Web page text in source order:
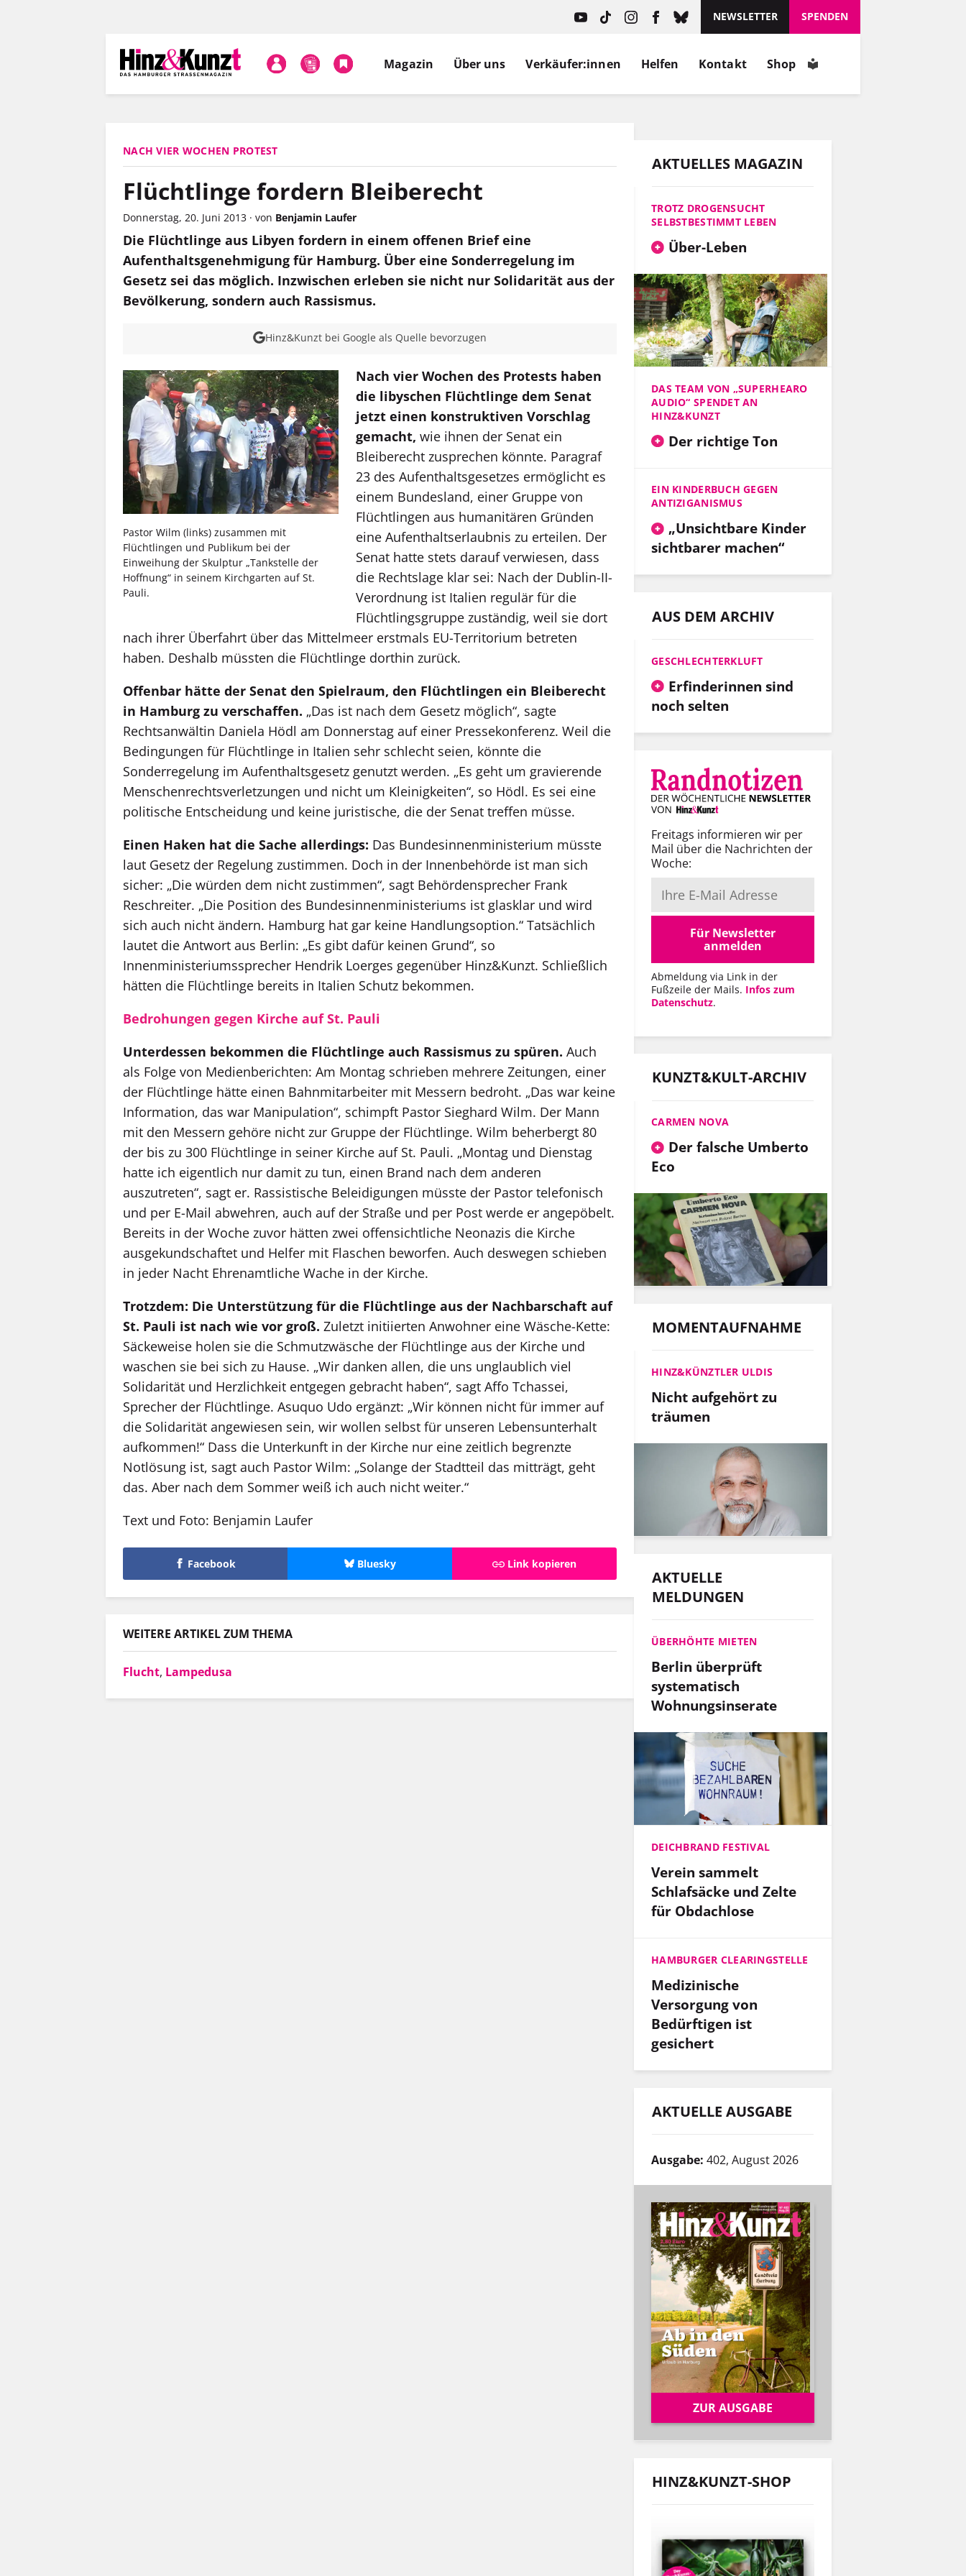
NEWSLETTER SPENDEN
Magazin Über uns Verkäufer:innen Helfen Kontakt Shop
NACH VIER WOCHEN PROTEST
Flüchtlinge fordern Bleiberecht
Donnerstag, 20. Juni 2013 · von Benjamin Laufer
Die Flüchtlinge aus Libyen fordern in einem offenen Brief eine
Aufenthaltsgenehmigung für Hamburg. Über eine Sonderregelung im
Gesetz sei das möglich. Inzwischen erleben sie nicht nur Solidarität aus der
Bevölkerung, sondern auch Rassismus.
Hinz&Kunzt bei Google als Quelle bevorzugen
Pastor Wilm (links) zusammen mit
Flüchtlingen und Publikum bei der
Einweihung der Skulptur „Tankstelle der
Hoffnung“ in seinem Kirchgarten auf St.
Pauli.
Nach vier Wochen des Protests haben
die libyschen Flüchtlinge dem Senat
jetzt einen konstruktiven Vorschlag
gemacht, wie ihnen der Senat ein
Bleiberecht zusprechen könnte. Paragraf
23 des Aufenthaltsgesetzes ermöglicht es
einem Bundesland, einer Gruppe von
Flüchtlingen aus humanitären Gründen
eine Aufenthaltserlaubnis zu erteilen. Der
Senat hatte stets darauf verwiesen, dass
die Rechtslage klar sei: Nach der Dublin-II-
Verordnung ist Italien regulär für die
Flüchtlingsgruppe zuständig, weil sie dort
nach ihrer Überfahrt über das Mittelmeer erstmals EU-Territorium betreten
haben. Deshalb müssten die Flüchtlinge dorthin zurück.
Offenbar hätte der Senat den Spielraum, den Flüchtlingen ein Bleiberecht
in Hamburg zu verschaffen. „Das ist nach dem Gesetz möglich“, sagte
Rechtsanwältin Daniela Hödl am Donnerstag auf einer Pressekonferenz. Weil die
Bedingungen für Flüchtlinge in Italien sehr schlecht seien, könnte die
Sonderregelung im Aufenthaltsgesetz genutzt werden. „Es geht um gravierende
Menschenrechtsverletzungen und nicht um Kleinigkeiten“, so Hödl. Es sei eine
politische Entscheidung und keine juristische, die der Senat treffen müsse.
Einen Haken hat die Sache allerdings: Das Bundesinnenministerium müsste
laut Gesetz der Regelung zustimmen. Doch in der Innenbehörde ist man sich
sicher: „Die würden dem nicht zustimmen“, sagt Behördensprecher Frank
Reschreiter. „Die Position des Bundesinnenministeriums ist glasklar und wird
sich auch nicht ändern. Hamburg hat gar keine Handlungsoption.“ Tatsächlich
lautet die Antwort aus Berlin: „Es gibt dafür keinen Grund“, so
Innenministeriumssprecher Hendrik Loerges gegenüber Hinz&Kunzt. Schließlich
hätten die Flüchtlinge bereits in Italien Schutz bekommen.
Bedrohungen gegen Kirche auf St. Pauli
Unterdessen bekommen die Flüchtlinge auch Rassismus zu spüren. Auch
als Folge von Medienberichten: Am Montag schrieben mehrere Zeitungen, einer
der Flüchtlinge hätte einen Bahnmitarbeiter mit Messern bedroht. „Das war keine
Information, das war Manipulation“, schimpft Pastor Sieghard Wilm. Der Mann
mit den Messern gehöre nicht zur Gruppe der Flüchtlinge. Wilm beherbergt 80
der bis zu 300 Flüchtlinge in seiner Kirche auf St. Pauli. „Montag und Dienstag
hatte ich eigentlich nur damit zu tun, einen Brand nach dem anderen
auszutreten“, sagt er. Rassistische Beleidigungen müsste der Pastor telefonisch
und per E-Mail abwehren, auch auf der Straße und per Post werde er angepöbelt.
Bereits in der Woche zuvor hätten zwei offensichtliche Neonazis die Kirche
ausgekundschaftet und Helfer mit Flaschen beworfen. Auch deswegen schieben
in jeder Nacht Ehrenamtliche Wache in der Kirche.
Trotzdem: Die Unterstützung für die Flüchtlinge aus der Nachbarschaft auf
St. Pauli ist nach wie vor groß. Zuletzt initiierten Anwohner eine Wäsche-Kette:
Säckeweise holen sie die Schmutzwäsche der Flüchtlinge aus der Kirche und
waschen sie bei sich zu Hause. „Wir danken allen, die uns unglaublich viel
Solidarität und Herzlichkeit entgegen gebracht haben“, sagt Affo Tchassei,
Sprecher der Flüchtlinge. Asuquo Udo ergänzt: „Wir können nicht für immer auf
die Solidarität angewiesen sein, wir wollen selbst für unseren Lebensunterhalt
aufkommen!“ Dass die Unterkunft in der Kirche nur eine zeitlich begrenzte
Notlösung ist, sagt auch Pastor Wilm: „Solange der Stadtteil das mitträgt, geht
das. Aber nach dem Sommer weiß ich auch nicht weiter.“
Text und Foto: Benjamin Laufer
Facebook Bluesky Link kopieren
WEITERE ARTIKEL ZUM THEMA
Flucht, Lampedusa
schätzt, wie er ist.
MEHR
AKTUELLES MAGAZIN
TROTZ DROGENSUCHT
SELBSTBESTIMMT LEBEN
Über-Leben
DAS TEAM VON „SUPERHEARO
AUDIO“ SPENDET AN
HINZ&KUNZT
Der richtige Ton
EIN KINDERBUCH GEGEN
ANTIZIGANISMUS
„Unsichtbare Kinder
sichtbarer machen“
AUS DEM ARCHIV
GESCHLECHTERKLUFT
Erfinderinnen sind
noch selten
Freitags informieren wir per
Mail über die Nachrichten der
Woche:
Für Newsletter
anmelden
Abmeldung via Link in der
Fußzeile der Mails. Infos zum
Datenschutz.
KUNZT&KULT-ARCHIV
CARMEN NOVA
Der falsche Umberto
Eco
MOMENTAUFNAHME
HINZ&KÜNZTLER ULDIS
Nicht aufgehört zu
träumen
AKTUELLE
MELDUNGEN
ÜBERHÖHTE MIETEN
Berlin überprüft
systematisch
Wohnungsinserate
DEICHBRAND FESTIVAL
Verein sammelt
Schlafsäcke und Zelte
für Obdachlose
HAMBURGER CLEARINGSTELLE
Medizinische
Versorgung von
Bedürftigen ist
gesichert
AKTUELLE AUSGABE
Ausgabe: 402, August 2026
ZUR AUSGABE
HINZ&KUNZT-SHOP